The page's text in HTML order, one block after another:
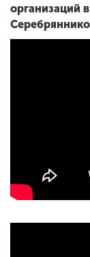
организаций